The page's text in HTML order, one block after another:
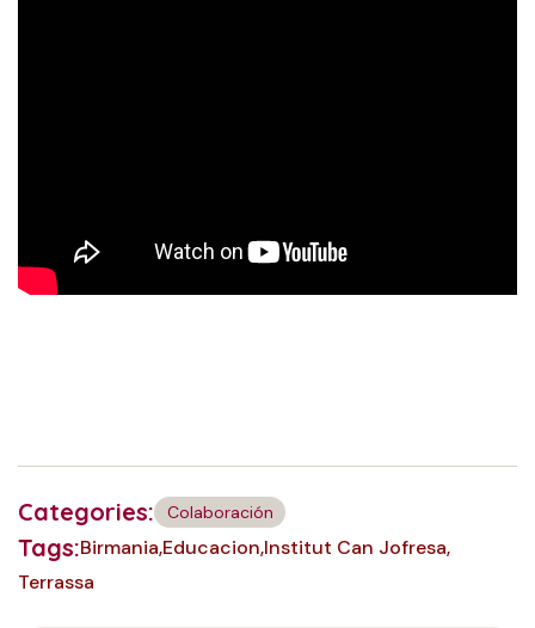
Categories: Colaboración
Tags:Birmania Educacion Institut Can Jofresa
Terrassa